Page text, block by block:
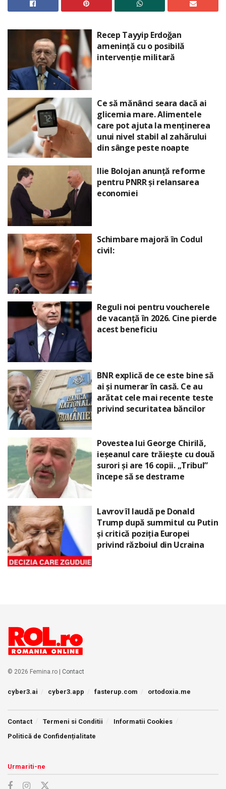
Recep Tayyip Erdoğan
amenință cu o posibilă
intervenție militară
Ce să mănânci seara dacă ai
glicemia mare. Alimentele
care pot ajuta la menținerea
unui nivel stabil al zahărului
din sânge peste noapte
Ilie Bolojan anunță reforme
pentru PNRR și relansarea
economiei
Schimbare majoră în Codul
civil:
Reguli noi pentru voucherele
de vacanță în 2026. Cine pierde
acest beneficiu
BNR explică de ce este bine să
ai și numerar în casă. Ce au
arătat cele mai recente teste
privind securitatea băncilor
Povestea lui George Chirilă,
ieșeanul care trăiește cu două
surori și are 16 copii. „Tribul”
începe să se destrame
Lavrov îl laudă pe Donald
Trump după summitul cu Putin
și critică poziția Europei
privind războiul din Ucraina
© 2026 Femina.ro | Contact
cyber3.ai cyber3.app fasterup.com ortodoxia.me
Contact Termeni si Conditii
Informatii Cookies
Politică de Confidențialitate
Urmariti-ne